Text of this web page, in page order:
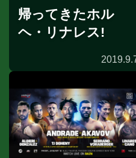
帰ってきたホル
ヘ・リナレス!